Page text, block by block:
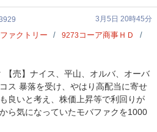
3月5日 20時45分
ァクトリー 9273 コーア商事ＨＤ
売】ナイス、平山、オルバ、オーバ
ス 暴落を受け、やはり高配当に寄せ
良いと考え、株価上昇等で利回りが
ら気になっていたモバファクを1000